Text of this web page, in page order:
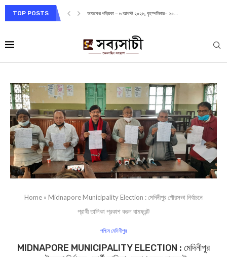
TOP POSTS আজকের পত্রিকা – ৬ আগস্ট ২০২৬, বৃহস্পতিবার– ২০...
Home » Midnapore Municipality Election : মেদিনীপুর পৌরসভা নির্বাচনে
প্রার্থী তালিকা প্রকাশ করল বামফ্রন্ট
পশ্চিম মেদিনীপুর
MIDNAPORE MUNICIPALITY ELECTION : মেদিনীপুর